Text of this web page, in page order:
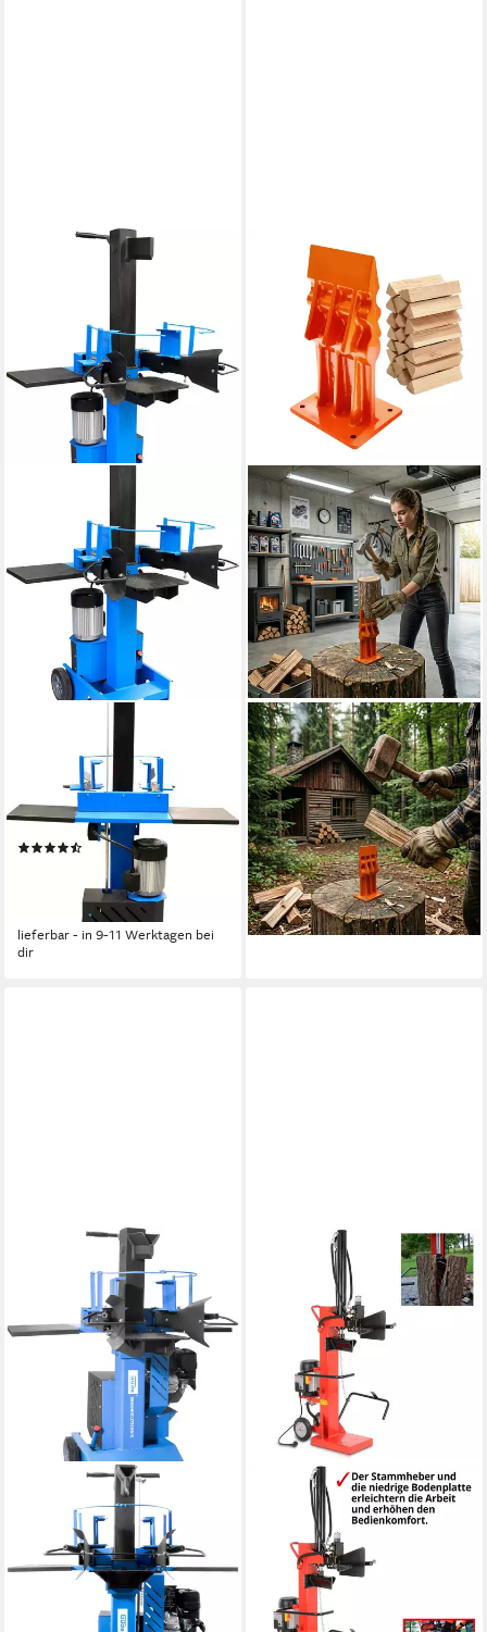
Elektroholzspalter GHS
500/8TE, Spaltgutlänge bis
50 cm, Spaltgutdurchmesser
bis 35 cm
UVP769,00 €
mtl. in 48 Raten
lieferbar - in 9-11 Werktagen bei
dir
RELAXDAYS
Holzspalter Manueller
Holzspalter
24,99 € UVP39,99 €
-38%
lieferbar - in 2-3 Werktagen bei dir